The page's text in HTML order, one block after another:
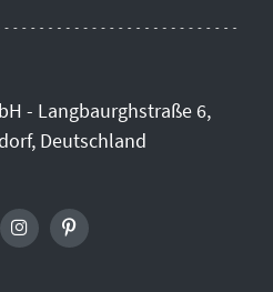
- Langbaurghstraße 6,
Deutschland